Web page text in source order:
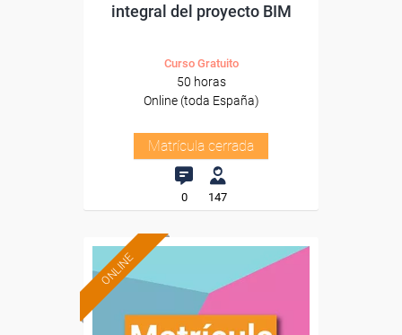
integral del proyecto BIM
Curso Gratuito
50 horas
Online (toda España)
Matrícula cerrada
0 147
ONLINE